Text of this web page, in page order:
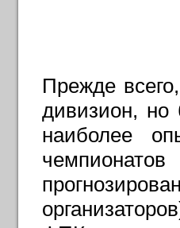
Прежде
дивизион, но
наиболее